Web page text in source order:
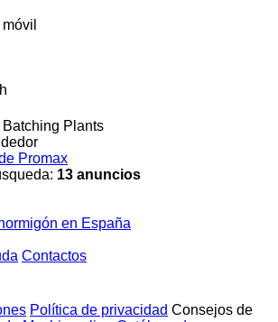
Plants
Promax
13 anuncios
en España
Contactos
Política de privacidad Consejos de